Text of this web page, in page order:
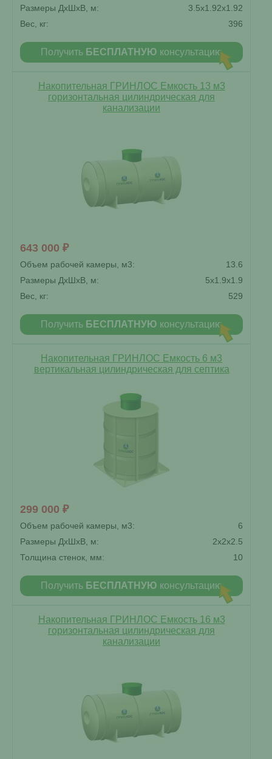
Размеры ДxШxВ, м:
3.5x1.92x1.92
Вес, кг:
396
Получить БЕСПЛАТНУЮ консультацию
Накопительная ГРИНЛОС Емкость 13 м3
горизонтальная цилиндрическая для
канализации
643 000 ₽
Объем рабочей камеры, м3:
13.6
Размеры ДxШxВ, м:
5x1.9x1.9
Вес, кг:
529
Получить БЕСПЛАТНУЮ консультацию
Накопительная ГРИНЛОС Емкость 6 м3
вертикальная цилиндрическая для септика
299 000 ₽
Объем рабочей камеры, м3:
6
Размеры ДxШxВ, м:
2x2x2.5
Толщина стенок, мм:
10
Получить БЕСПЛАТНУЮ консультацию
Накопительная ГРИНЛОС Емкость 16 м3
горизонтальная цилиндрическая для
канализации